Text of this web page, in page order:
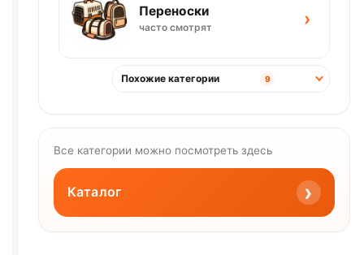
Переноски
часто смотрят ›
Похожие категории 9
Все категории можно посмотреть здесь
Каталог ›